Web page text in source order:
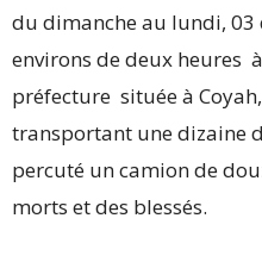
du dimanche au lundi, 03
environs de deux heures
préfecture située à
transportant une dizaine
percuté un camion de
morts et des blessés.